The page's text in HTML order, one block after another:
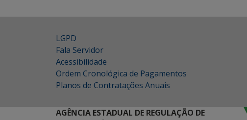
LGPD
Fala Servidor
Acessibilidade
Ordem Cronológica de Pagamentos
Planos de Contratações Anuais
AGÊNCIA ESTADUAL DE REGULAÇÃO DE